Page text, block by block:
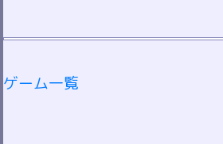
ゲーム一覧